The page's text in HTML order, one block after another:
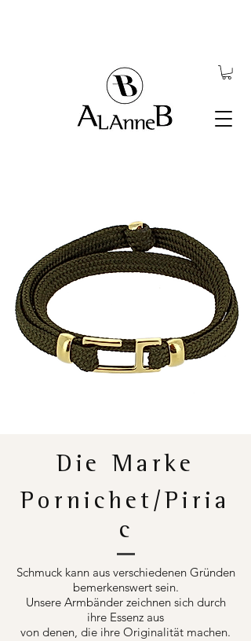
Die Marke
Pornichet/Piria
c
Schmuck kann aus verschiedenen Gründen
bemerkenswert sein.
Unsere Armbänder zeichnen sich durch
ihre Essenz aus
von denen, die ihre Originalität machen.